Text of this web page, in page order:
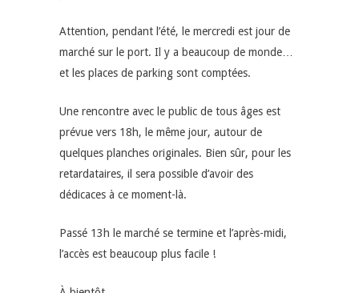
Attention, pendant l’été, le mercredi est jour de
marché sur le port. Il y a beaucoup de monde…
et les places de parking sont comptées.
Une rencontre avec le public de tous âges est
prévue vers 18h, le même jour, autour de
quelques planches originales. Bien sûr, pour les
retardataires, il sera possible d’avoir des
dédicaces à ce moment-là.
Passé 13h le marché se termine et l’après-midi,
l’accès est beaucoup plus facile !